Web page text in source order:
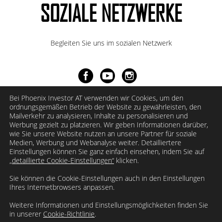
SOZIALE NETZWERKE
Begleiten Sie uns im sozialen Netzwerk
Bei Phoenix Investor AT verwenden wir Cookies, um den
ordnungsgemäßen Betrieb der Website zu gewährleisten, den
Mailverkehr zu analysieren, Inhalte zu personalisieren und
Werbung gezielt zu platzieren. Wir geben Informationen darüber,
wie Sie unsere Website nutzen an unsere Partner für soziale
Medien, Werbung und Webanalyse weiter. Detailliertere
Einstellungen können Sie ganz einfach einsehen, indem Sie auf
„detaillierte Cookie-Einstellungen“ klicken.
Sie können die Cookie-Einstellungen auch in den Einstellungen
Ihres Internetbrowsers anpassen.
Weitere Informationen und Einstellungsmöglichkeiten finden Sie
in unserer Cookie-Richtlinie.